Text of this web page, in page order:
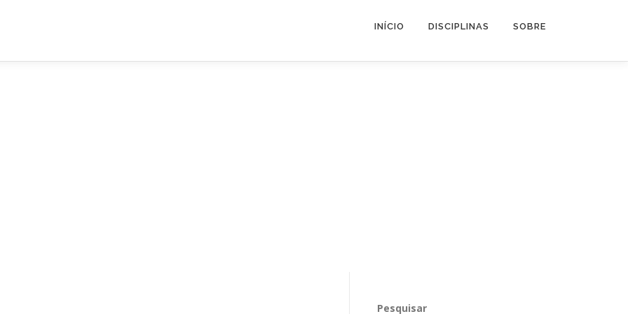
INÍCIO DISCIPLINAS SOBRE
Pesquisar